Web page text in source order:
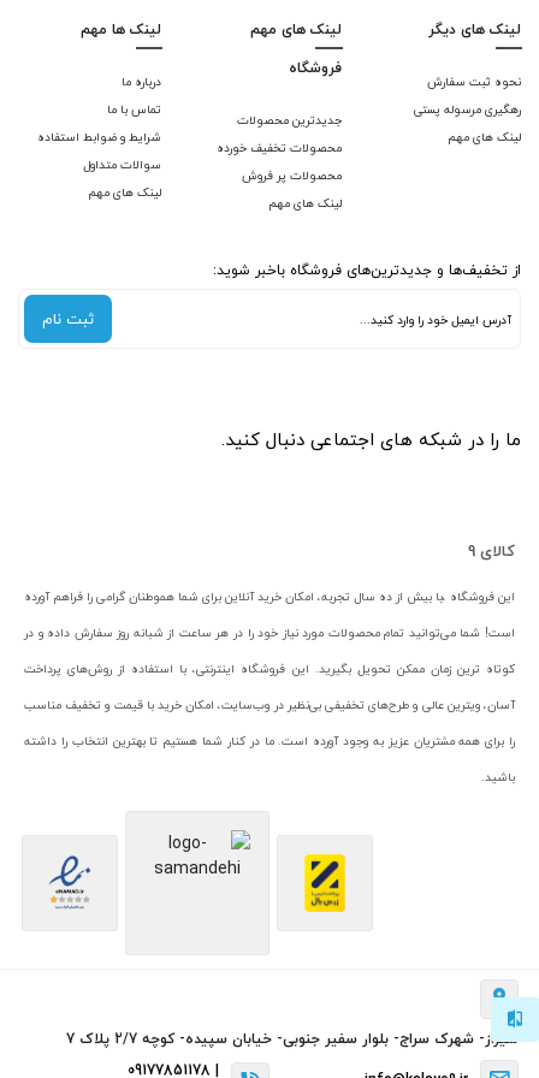
لینک های دیگر
نحوه ثبت سفارش
رهگیری مرسوله پستی
لینک های مهم
لینک های مهم
فروشگاه
جدیدترین محصولات
محصولات تخفیف خورده
محصولات پر فروش
لینک های مهم
لینک ها مهم
درباره ما
تماس با ما
شرایط و ضوابط استفاده
سوالات متداول
لینک های مهم
از تخفیف‌ها و جدیدترین‌های فروشگاه باخبر شوید:
ثبت نام
ما را در شبکه های اجتماعی دنبال کنید.
کالای 9
این فروشگاه ،با بیش از ده سال تجربه، امکان خرید آنلاین برای شما هموطنان گرامی را فراهم آورده
است! شما می‌توانید تمام محصولات مورد نیاز خود را در هر ساعت از شبانه روز سفارش داده و در
کوتاه ترین زمان ممکن تحویل بگیرید. این فروشگاه اینترنتی، با استفاده از روش‌های پرداخت
آسان، ویترین عالی و طرح‌های تخفیفی بی‌نظیر در وب‌سایت، امکان خرید با قیمت و تخفیف مناسب
را برای همه مشتریان عزیز به وجود آورده است. ما در کنار شما هستیم تا بهترین انتخاب را داشته
باشید.
شیراز- شهرک سراج- بلوار سفیر جنوبی- خیابان سپیده- کوچه 2/7 پلاک 7
09177851178 |